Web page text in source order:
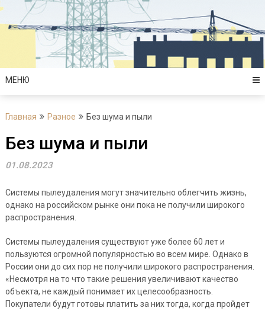
Перейти
содержимому
МЕНЮ
Главная Разное Без шума и пыли
Без шума и пыли
01.08.2023
Системы пылеудаления могут значительно облегчить жизнь,
однако на российском рынке они пока не получили широкого
распространения.
Системы пылеудаления существуют уже более 60 лет и
пользуются огромной популярностью во всем мире. Однако в
России они до сих пор не получили широкого распространения.
«Несмотря на то что такие решения увеличивают качество
объекта, не каждый понимает их целесообразность.
Покупатели будут готовы платить за них тогда, когда пройдет